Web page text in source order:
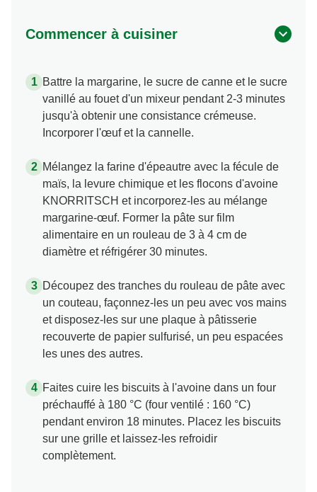
Commencer à cuisiner
Battre la margarine, le sucre de canne et le sucre
vanillé au fouet d'un mixeur pendant 2-3 minutes
jusqu'à obtenir une consistance crémeuse.
Incorporer l'œuf et la cannelle.
Mélangez la farine d'épeautre avec la fécule de
maïs, la levure chimique et les flocons d'avoine
KNORRITSCH et incorporez-les au mélange
margarine-œuf. Former la pâte sur film
alimentaire en un rouleau de 3 à 4 cm de
diamètre et réfrigérer 30 minutes.
Découpez des tranches du rouleau de pâte avec
un couteau, façonnez-les un peu avec vos mains
et disposez-les sur une plaque à pâtisserie
recouverte de papier sulfurisé, un peu espacées
les unes des autres.
Faites cuire les biscuits à l'avoine dans un four
préchauffé à 180 °C (four ventilé : 160 °C)
pendant environ 18 minutes. Placez les biscuits
sur une grille et laissez-les refroidir
complètement.